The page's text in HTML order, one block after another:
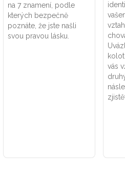
na 7 znamení, podle
kterých bezpečně
poznáte, že jste našli
svou pravou lásku.
vás